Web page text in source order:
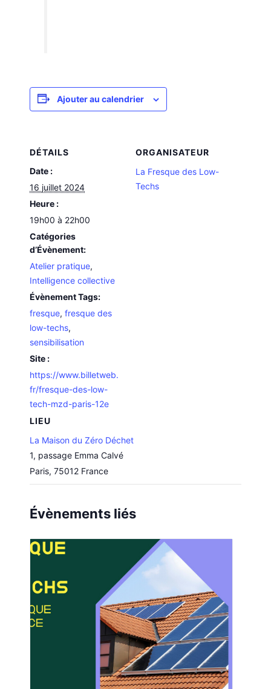
Ajouter au calendrier
DÉTAILS
Date :
16 juillet 2024
Heure :
19h00 à 22h00
Catégories
d’Évènement:
Atelier pratique,
Intelligence collective
Évènement Tags:
fresque,fresque des
low-techs,
sensibilisation
Site :
https://www.billetweb.
fr/fresque-des-low-
tech-mzd-paris-12e
LIEU
La Maison du Zéro Déchet
1, passage Emma Calvé
Paris, 75012 France
ORGANISATEUR
La Fresque des Low-
Techs
Évènements liés